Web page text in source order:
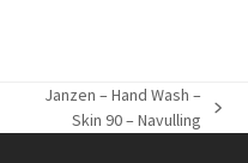
Janzen – Hand Wash –
Skin 90 – Navulling